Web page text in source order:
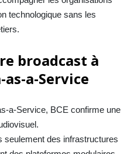
technologique sans les
broadcast à
a-Service
a-Service, BCE confirme une
seulement des infrastructures